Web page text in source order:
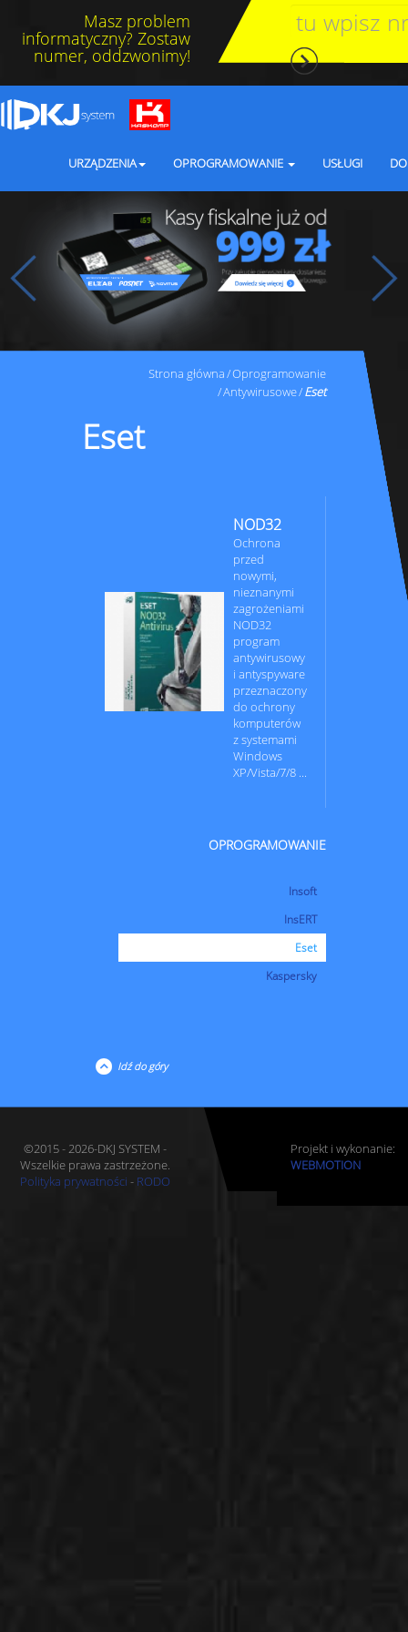
Masz problem
informatyczny? Zostaw
numer, oddzwonimy!
URZĄDZENIA OPROGRAMOWANIE USŁUGI
Strona główna Oprogramowanie
Antywirusowe Eset
Eset
NOD32
Ochrona
przed
nowymi,
nieznanymi
zagrożeniami
NOD32
program
antywirusowy
i antyspyware
przeznaczony
do ochrony
komputerów
z systemami
Windows
XP/Vista/7/8 ...
OPROGRAMOWANIE
Insoft
InsERT
Eset
Kaspersky
Idź do góry
©2015 - 2026-DKJ SYSTEM -
Wszelkie prawa zastrzeżone.
Polityka prywatności - RODO
Projekt i wykonanie:
WEBMOTION